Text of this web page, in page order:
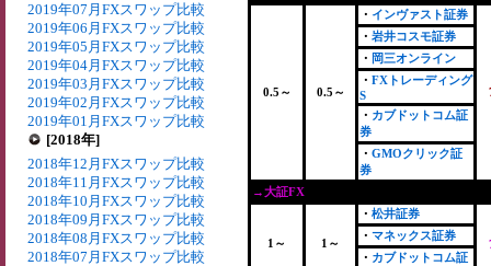
2019年07月FXスワップ比較
2019年06月FXスワップ比較
2019年05月FXスワップ比較
2019年04月FXスワップ比較
2019年03月FXスワップ比較
2019年02月FXスワップ比較
2019年01月FXスワップ比較
[2018年]
2018年12月FXスワップ比較
2018年11月FXスワップ比較
2018年10月FXスワップ比較
2018年09月FXスワップ比較
2018年08月FXスワップ比較
2018年07月FXスワップ比較
0.5～ 0.5～
・ インヴァスト証券
・ 岩井コスモ証券
・ 岡三オンライン
・ FXトレーディング
S
・ カブドットコム証
券
・ GMOクリック証
券
→大証FX
1～ 1～
・ 松井証券
・ マネックス証券
・ カブドットコム証